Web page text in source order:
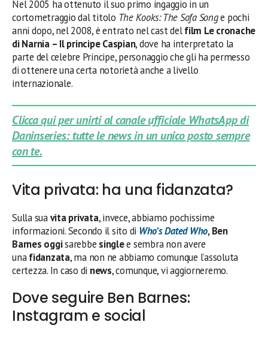
Nel 2005 ha ottenuto il suo primo ingaggio in un
cortometraggio dal titolo The Kooks: The Sofa Songe pochi
anni dopo, nel 2008, è entrato nel cast delfilm Le cronache
di Narnia – Il principe Caspian, dove ha interpretato la
parte del celebre Principe, personaggio che gli ha permesso
di ottenere una certa notorietà anche a livello
internazionale.
Clicca qui per unirti al canale ufficiale WhatsApp di
Daninseries: tutte le news in un unico posto sempre
con te.
Vita privata: ha una fidanzata?
Sulla suavita privata, invece, abbiamo pochissime
informazioni. Secondo il sito di Who’s Dated Who, Ben
Barnes oggisarebbe singlee sembra non avere
unafidanzata, ma non ne abbiamo comunque l’assoluta
certezza. In caso di news, comunque, vi aggiorneremo.
Dove seguire Ben Barnes:
Instagram e social